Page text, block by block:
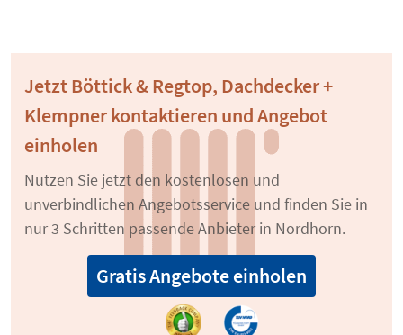
Jetzt Böttick & Regtop, Dachdecker +
Klempner kontaktieren und Angebot
einholen
Nutzen Sie jetzt den kostenlosen und
unverbindlichen Angebotsservice und finden Sie in
nur 3 Schritten passende Anbieter in Nordhorn.
Gratis Angebote einholen